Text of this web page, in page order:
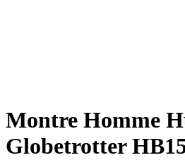
Montre Homme
Globetrotter